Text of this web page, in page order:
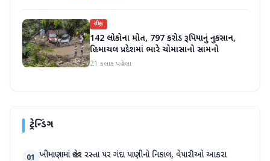
રાષ્ટ્રીય
142 લોકોના મોત, 797 કરોડ રૂપિયાનું નુકસાન,
હિમાચલ પ્રદેશમાં ભારે ચોમાસાનો સામનો
21 કલાક પહેલા
ટ્રેન્ડિંગ
01 ખીમાણામાં જાહેર રસ્તા પર ગંદા પાણીનો નિકાલ, વેપારીઓ આકરા